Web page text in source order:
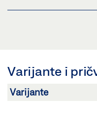
Preuzmi (.PDF | 407
Podijeli
Varijante i